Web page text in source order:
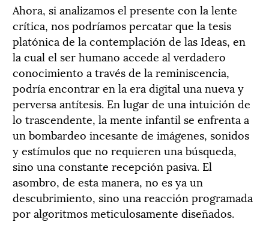
Ahora, si analizamos el presente con la lente
crítica, nos podríamos percatar que la tesis
platónica de la contemplación de las Ideas, en
la cual el ser humano accede al verdadero
conocimiento a través de la reminiscencia,
podría encontrar en la era digital una nueva y
perversa antítesis. En lugar de una intuición de
lo trascendente, la mente infantil se enfrenta a
un bombardeo incesante de imágenes, sonidos
y estímulos que no requieren una búsqueda,
sino una constante recepción pasiva. El
asombro, de esta manera, no es ya un
descubrimiento, sino una reacción programada
por algoritmos meticulosamente diseñados.